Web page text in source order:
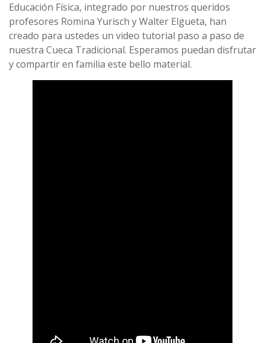
Educación Física, integrado por nuestros queridos
profesores Romina Yurisch y Walter Elgueta, han
creado para ustedes un video tutorial paso a paso de
nuestra Cueca Tradicional. Esperamos puedan disfrutar
y compartir en familia este bello material.